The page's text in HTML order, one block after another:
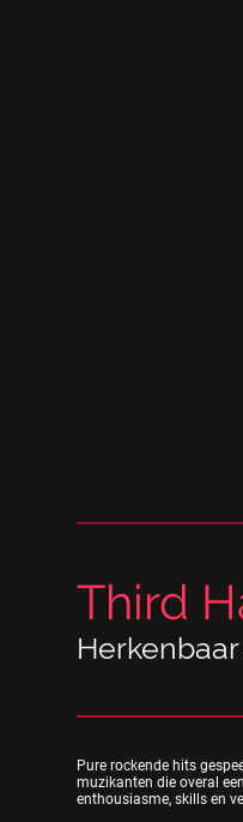
Third
Pure rockende hits
muzikanten die overal
enthousiasme, skills en